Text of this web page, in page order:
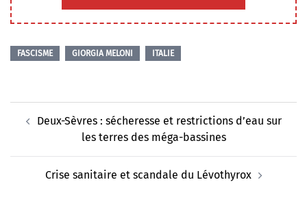
FASCISME GIORGIA MELONI ITALIE
d’article
Deux-Sèvres : sécheresse et restrictions d’eau sur
les terres des méga-bassines
Crise sanitaire et scandale du Lévothyrox